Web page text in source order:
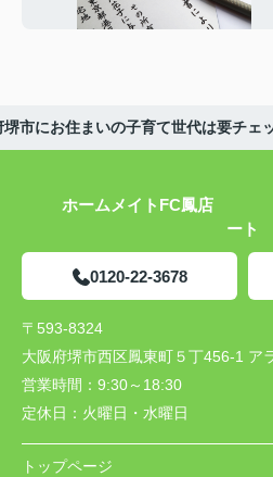
堺市にお住まいの子育て世代は要チェ
ホームメイトFC鳳店
ート
0120-22-3678
〒593-8324
大阪府堺市西区鳳東町５丁456-1 ア
営業時間： 9:30～18:30
定休日： 火曜日・水曜日
トップページ